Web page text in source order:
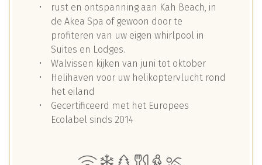
rust en ontspanning aan Kah Beach, in
de Akea Spa of gewoon door te
profiteren van uw eigen whirlpool in
Suites en Lodges.
Walvissen kijken van juni tot oktober
Helihaven voor uw helikoptervlucht rond
het eiland
Gecertificeerd met het Europees
Ecolabel sinds 2014